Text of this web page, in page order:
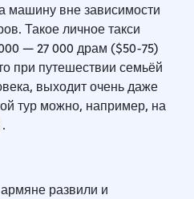
машину вне зависимости
Такое личное такси
— 27 000 драм ($50-75)
при путешествии семьёй
выходит очень даже
тур можно, например, на
.
развили и